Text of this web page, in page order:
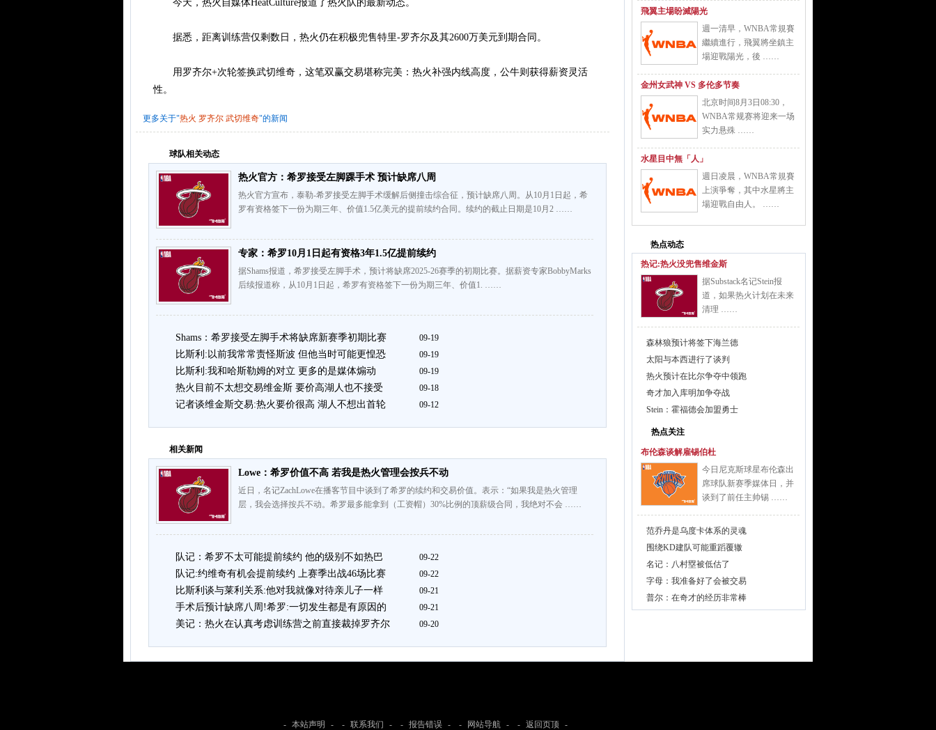
今天，热火自媒体HeatCulture报道了热火队的最新动态。
据悉，距离训练营仅剩数日，热火仍在积极兜售特里-罗齐尔及其2600万美元到期合同。
用罗齐尔+次轮签换武切维奇，这笔双赢交易堪称完美：热火补强内线高度，公牛则获得薪资灵活
性。
更多关于"热火 罗齐尔 武切维奇"的新闻
球队相关动态
热火官方：希罗接受左脚踝手术 预计缺席八周
热火官方宣布，泰勒-希罗接受左脚手术缓解后侧撞击综合征，预计缺席八周。从10月1日起，希
罗有资格签下一份为期三年、价值1.5亿美元的提前续约合同。续约的截止日期是10月2 ……
专家：希罗10月1日起有资格3年1.5亿提前续约
据Shams报道，希罗接受左脚手术，预计将缺席2025-26赛季的初期比赛。据薪资专家BobbyMarks
后续报道称，从10月1日起，希罗有资格签下一份为期三年、价值1. ……
Shams：希罗接受左脚手术将缺席新赛季初期比赛 09-19
比斯利:以前我常常责怪斯波 但他当时可能更惶恐 09-19
比斯利:我和哈斯勒姆的对立 更多的是媒体煽动 09-19
热火目前不太想交易维金斯 要价高湖人也不接受 09-18
记者谈维金斯交易:热火要价很高 湖人不想出首轮 09-12
相关新闻
Lowe：希罗价值不高 若我是热火管理会按兵不动
近日，名记ZachLowe在播客节目中谈到了希罗的续约和交易价值。表示：“如果我是热火管理
层，我会选择按兵不动。希罗最多能拿到（工资帽）30%比例的顶薪级合同，我绝对不会 ……
队记：希罗不太可能提前续约 他的级别不如热巴 09-22
队记:约维奇有机会提前续约 上赛季出战46场比赛 09-22
比斯利谈与莱利关系:他对我就像对待亲儿子一样 09-21
手术后预计缺席八周!希罗:一切发生都是有原因的 09-21
美记：热火在认真考虑训练营之前直接裁掉罗齐尔 09-20
飛翼主場盼滅陽光
週一清早，WNBA常規賽
繼續進行，飛翼將坐鎮主
場迎戰陽光，後 ……
金州女武神 VS 多伦多节奏
北京时间8月3日08:30，
WNBA常规赛将迎来一场
实力悬殊 ……
水星目中無「人」
週日凌晨，WNBA常規賽
上演爭奪，其中水星將主
場迎戰自由人。 ……
热点动态
热记:热火没兜售维金斯
据Substack名记Stein报
道，如果热火计划在未来
清理 ……
森林狼预计将签下海兰德
太阳与本西进行了谈判
热火预计在比尔争夺中领跑
奇才加入库明加争夺战
Stein：霍福德会加盟勇士
热点关注
布伦森谈解雇锡伯杜
今日尼克斯球星布伦森出
席球队新赛季媒体日，并
谈到了前任主帅锡 ……
范乔丹是乌度卡体系的灵魂
围绕KD建队可能重蹈覆辙
名记：八村塁被低估了
字母：我准备好了会被交易
普尔：在奇才的经历非常棒
- 本站声明 - - 联系我们 - - 报告错误 - - 网站导航 - - 返回页顶 -